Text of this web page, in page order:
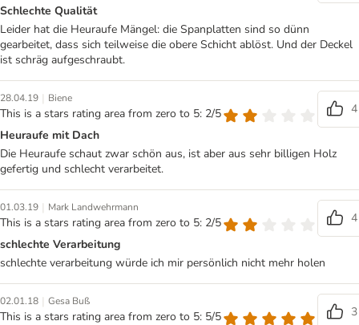
Schlechte Qualität
Leider hat die Heuraufe Mängel: die Spanplatten sind so dünn
gearbeitet, dass sich teilweise die obere Schicht ablöst. Und der Deckel
ist schräg aufgeschraubt.
28.04.19 | Biene
This is a stars rating area from zero to 5: 2/5
4
Heuraufe mit Dach
Die Heuraufe schaut zwar schön aus, ist aber aus sehr billigen Holz
gefertig und schlecht verarbeitet.
01.03.19 | Mark Landwehrmann
This is a stars rating area from zero to 5: 2/5
4
schlechte Verarbeitung
schlechte verarbeitung würde ich mir persönlich nicht mehr holen
02.01.18 | Gesa Buß
This is a stars rating area from zero to 5: 5/5
3